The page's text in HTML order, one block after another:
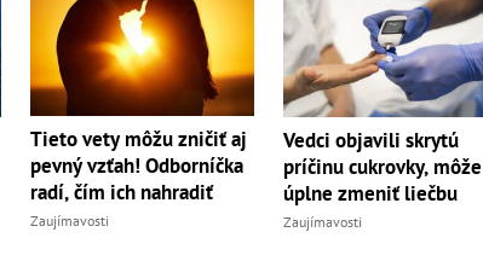
Tieto vety môžu zničiť aj
pevný vzťah! Odborníčka
radí, čím ich nahradiť
Zaujímavosti
Vedci objavili skrytú
príčinu cukrovky,
úplne zmeniť liečbu
Zaujímavosti